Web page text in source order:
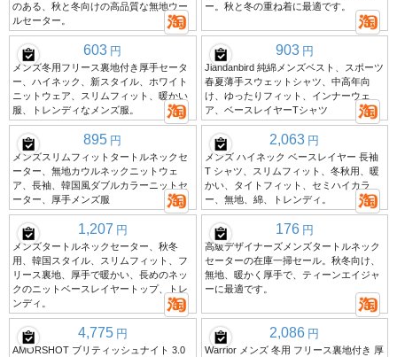
のある、秋と冬向けの高品質な無地ウー
ルセーター。
ー。秋と冬の重ね着に最適です。
603 円
メンズ冬用フリース裏地付き厚手セータ
ー、ハイネック、新スタイル、ホワイト
ニットウェア、スリムフィット、暖かい
服、トレンディなメンズ服。
903 円
Jiandanbird 純綿メンズベスト、スポーツ
春夏薄手スウェットシャツ、中高年向
け、ゆったりフィット、インナーウェ
ア、ベースレイヤーTシャツ
895 円
メンズスリムフィットタートルネックセ
ーター、無地カウルネックニットウェ
ア、長袖、韓国風ダブルカラーニットセ
ーター、厚手メンズ服
2,063 円
メンズ ハイネック ベースレイヤー 長袖
T シャツ、スリムフィット、冬秋用、暖
かい、タイトフィット、セミハイカラ
ー、無地、綿、トレンディ。
1,207 円
メンズタートルネックセーター、秋冬
用、韓国スタイル、スリムフィット、フ
リース裏地、厚手で暖かい、長めのネッ
クのニットベースレイヤートップ、トレ
ンディ。
176 円
高級デザイナーズメンズタートルネック
セーターの在庫一掃セール。秋冬向け、
無地、暖かく厚手で、ティーンエイジャ
ーに最適です。
4,775 円
AMORSHOT ブリティッシュナイト 3.0
2,086 円
Warrior メンズ 冬用 フリース裏地付き 厚